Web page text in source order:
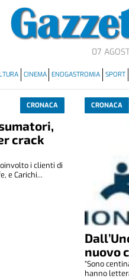
07
CINEMA ENOGASTROMIA SPORT
CRONACA
crack
i clienti di
e Carichi...
CRONACA
nuovo
“Sono
hanno